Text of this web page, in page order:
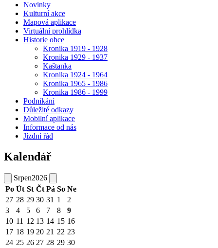
Novinky
Kulturní akce
Mapová aplikace
Virtuální prohlídka
Historie obce
Kronika 1919 - 1928
Kronika 1929 - 1937
Kaštanka
Kronika 1924 - 1964
Kronika 1965 - 1986
Kronika 1986 - 1999
Podnikání
Důležité odkazy
Mobilní aplikace
Informace od nás
Jízdní řád
Kalendář
Srpen2026
Po Út St Čt Pá So Ne
27 28 29 30 31 1
2
3
4 5 6 7 8
9
10 11 12 13 14 15 16
17 18 19 20 21 22 23
24 25 26 27 28 29 30